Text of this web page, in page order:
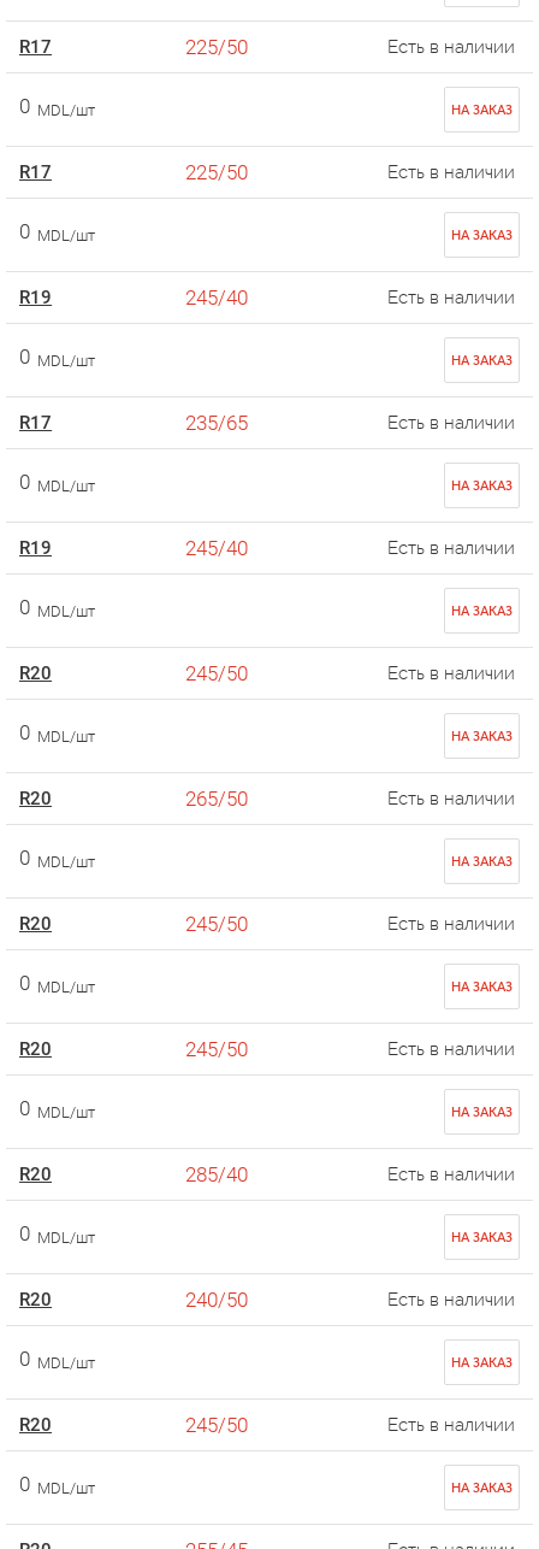
R17 225/50 Есть в наличии
0 MDL/шт НА ЗАКАЗ
R17 225/50 Есть в наличии
0 MDL/шт НА ЗАКАЗ
R19 245/40 Есть в наличии
0 MDL/шт НА ЗАКАЗ
R17 235/65 Есть в наличии
0 MDL/шт НА ЗАКАЗ
R19 245/40 Есть в наличии
0 MDL/шт НА ЗАКАЗ
R20 245/50 Есть в наличии
0 MDL/шт НА ЗАКАЗ
R20 265/50 Есть в наличии
0 MDL/шт НА ЗАКАЗ
R20 245/50 Есть в наличии
0 MDL/шт НА ЗАКАЗ
R20 245/50 Есть в наличии
0 MDL/шт НА ЗАКАЗ
R20 285/40 Есть в наличии
0 MDL/шт НА ЗАКАЗ
R20 240/50 Есть в наличии
0 MDL/шт НА ЗАКАЗ
R20 245/50 Есть в наличии
0 MDL/шт НА ЗАКАЗ